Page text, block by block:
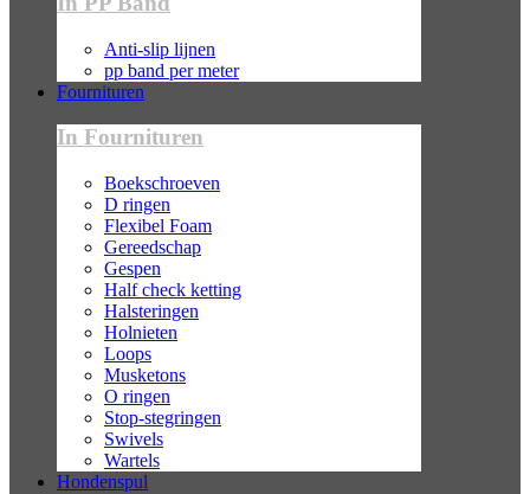
Anti-slip lijnen
pp band per meter
Fournituren
In Fournituren
Boekschroeven
D ringen
Flexibel Foam
Gereedschap
Gespen
Half check ketting
Halsteringen
Holnieten
Loops
Musketons
O ringen
Stop-stegringen
Swivels
Wartels
Hondenspul